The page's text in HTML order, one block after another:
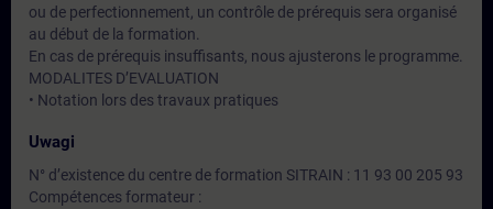
ou de perfectionnement, un contrôle de prérequis sera organisé
au début de la formation.
En cas de prérequis insuffisants, nous ajusterons le programme.
MODALITES D’EVALUATION
• Notation lors des travaux pratiques
Uwagi
N° d’existence du centre de formation SITRAIN : 11 93 00 205 93
Compétences formateur :